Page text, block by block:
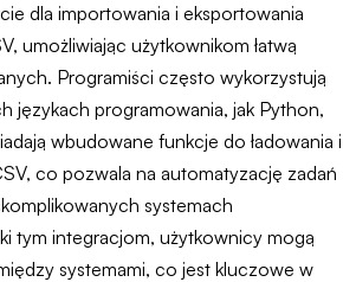
dla importowania i eksportowania
umożliwiając użytkownikom łatwą
Programiści często wykorzystują
językach programowania, jak Python,
wbudowane funkcje do ładowania i
co pozwala na automatyzację zadań
systemach
tym integracjom, użytkownicy mogą
systemami, co jest kluczowe w